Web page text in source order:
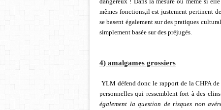
mêmes fonctions,il est justement pertinent
se basent également sur des pratiques
simplement basée sur des préjugés.
4) amalgames grossiers
YLM défend donc le rapport de la CHPA
personnelles qui ressemblent fort à des
également la question de risques non